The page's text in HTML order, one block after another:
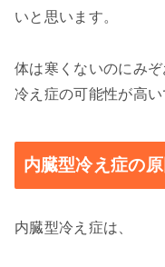
いと思います。
体は寒くないのにみ
冷え症の可能性が高い
内臓型冷え症の原
内臓型冷え症は、